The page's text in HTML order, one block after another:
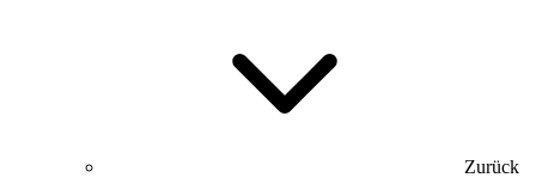
Zurück